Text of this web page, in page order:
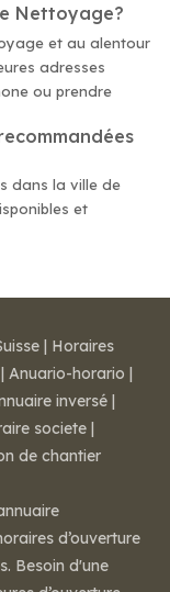
Nettoyage?
et au alentour
adresses
ou prendre
dans la ville de
et
| Horaires
| Anuario-horario |
inversé |
societe |
de chantier
d’ouverture
Besoin d'une